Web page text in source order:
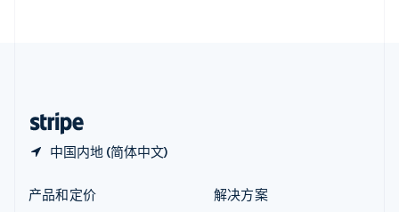
中国内地 (简体中文)
产品和定价
解决方案